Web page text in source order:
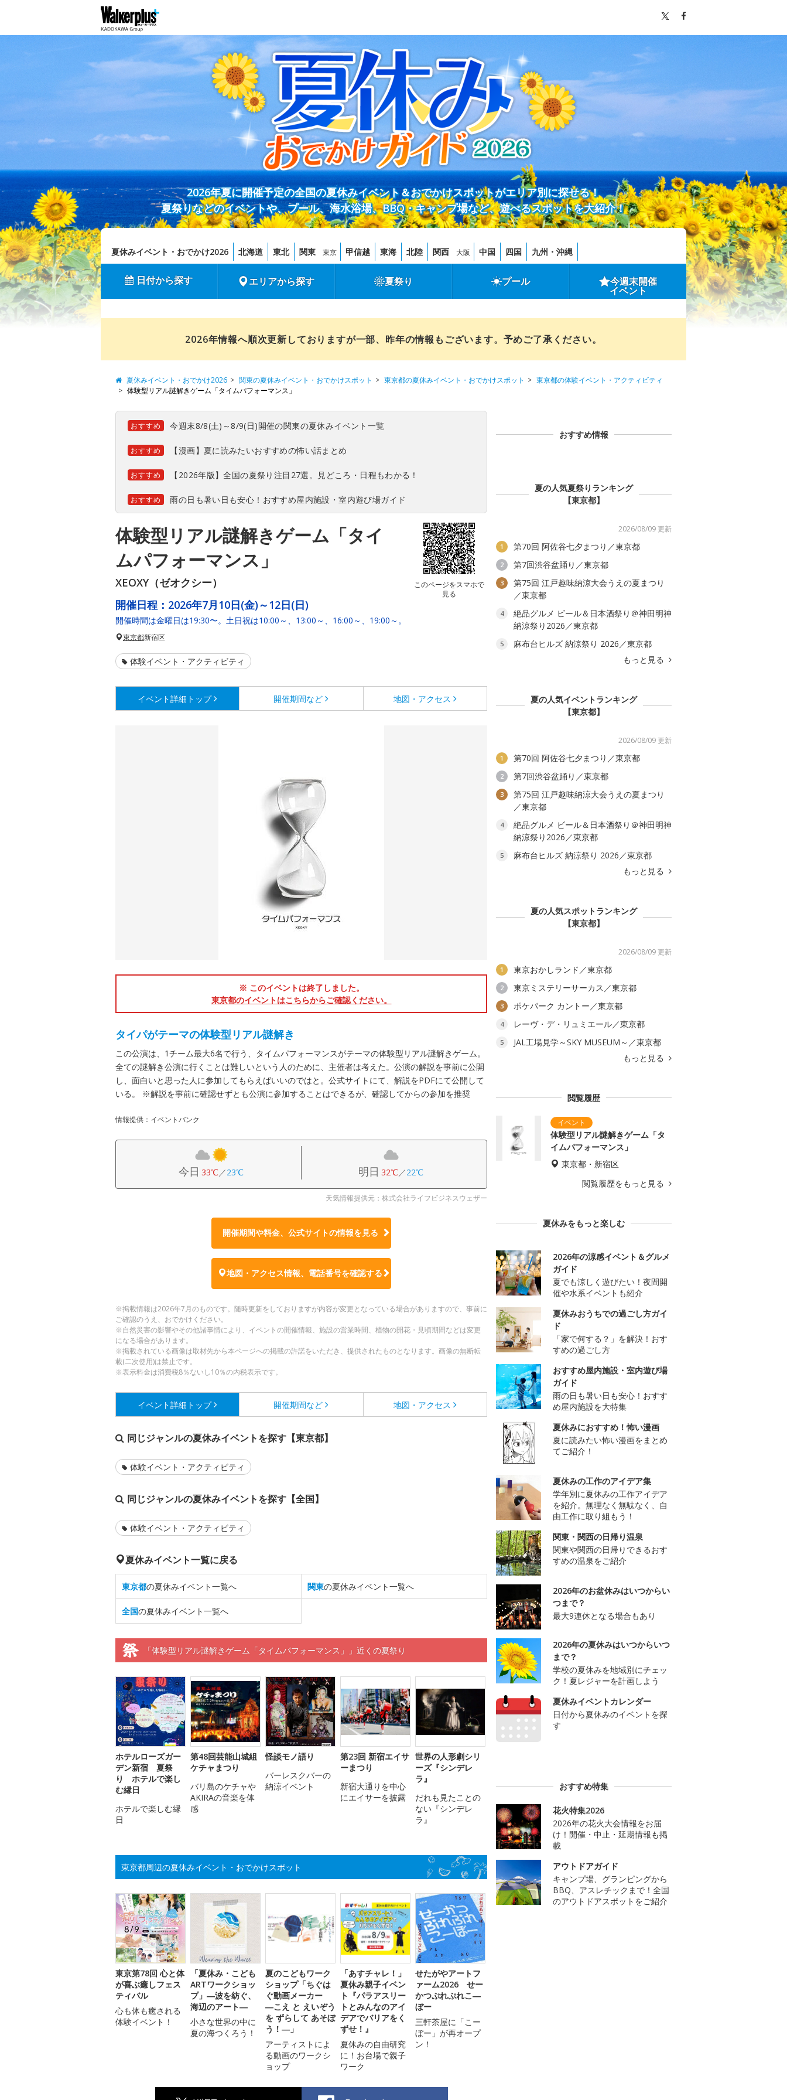
2026年夏に開催予定の全国の夏休みイベント＆おでかけスポットがエリア別に探せる！
夏祭りなどのイベントや、プール、海水浴場、BBQ・キャンプ場など、遊べるスポットを大紹介！
夏休みイベント・おでかけ2026 北海道 東北 関東 東京 甲信越 東海 北陸 関西 大阪 中国 四国 九州・沖縄
日付から探す エリアから探す 夏祭り プール 今週末開催
イベント
2026年情報へ順次更新しておりますが一部、昨年の情報もございます。予めご了承ください。
夏休みイベント・おでかけ2026 関東の夏休みイベント・おでかけスポット 東京都の夏休みイベント・おでかけスポット
東京都の体験イベント・アクティビティ
体験型リアル謎解きゲーム「タイムパフォーマンス」
おすすめ 今週末8/8(土)～8/9(日)開催の関東の夏休みイベント一覧
おすすめ 【漫画】夏に読みたいおすすめの怖い話まとめ
おすすめ 【2026年版】全国の夏祭り注目27選。見どころ・日程もわかる！
おすすめ 雨の日も暑い日も安心！おすすめ屋内施設・室内遊び場ガイド
体験型リアル謎解きゲーム「タイ
ムパフォーマンス」
XEOXY（ゼオクシー）
このページをスマホで
見る
開催日程： 2026年7月10日(金)～12日(日)
開催時間は金曜日は19:30〜。土日祝は10:00～、13:00～、16:00～、19:00～。
東京都新宿区
体験イベント・アクティビティ
イベント詳細 トップ 開催期間など 地図・アクセス
※ このイベントは終了しました。
東京都のイベントはこちらからご確認ください。
タイパがテーマの体験型リアル謎解き
この公演は、1チーム最大6名で行う、タイムパフォーマンスがテーマの体験型リアル謎解きゲーム。
全ての謎解き公演に行くことは難しいという人のために、主催者は考えた。公演の解説を事前に公開
し、面白いと思った人に参加してもらえばいいのではと。公式サイトにて、解説をPDFにて公開して
いる。 ※解説を事前に確認せずとも公演に参加することはできるが、確認してからの参加を推奨
情報提供：イベントバンク
今日 33℃／23℃ 明日 32℃／22℃
天気情報提供元：株式会社ライフビジネスウェザー
開催期間や料金、公式サイトの情報を見る
地図・アクセス情報、電話番号を確認する
※掲載情報は2026年7月のものです。随時更新をしておりますが内容が変更となっている場合がありますので、事前に
ご確認のうえ、おでかけください。
※自然災害の影響やその他諸事情により、イベントの開催情報、施設の営業時間、植物の開花・見頃期間などは変更
になる場合があります。
※掲載されている画像は取材先から本ページへの掲載の許諾をいただき、提供されたものとなります。画像の無断転
載(二次使用)は禁止です。
※表示料金は消費税8％ないし10％の内税表示です。
イベント詳細 トップ 開催期間など 地図・アクセス
同じジャンルの夏休みイベントを探す【東京都】
体験イベント・アクティビティ
同じジャンルの夏休みイベントを探す【全国】
体験イベント・アクティビティ
夏休みイベント一覧に戻る
東京都の夏休みイベント一覧へ 関東の夏休みイベント一覧へ
全国の夏休みイベント一覧へ
「体験型リアル謎解きゲーム「タイムパフォーマンス」」近くの夏祭り
ホテルローズガー
デン新宿 夏祭
り ホテルで楽し
む縁日
ホテルで楽しむ縁
日
第48回芸能山城組
ケチャまつり
バリ島のケチャや
AKIRAの音楽を体
感
怪談モノ語り
バーレスクバーの
納涼イベント
第23回 新宿エイサ
ーまつり
新宿大通りを中心
にエイサーを披露
世界の人形劇シリ
ーズ『シンデレ
ラ』
だれも見たことの
ない『シンデレ
ラ』
東京都周辺の夏休みイベント・おでかけスポット
東京第78回 心と体
が喜ぶ癒しフェス
ティバル
心も体も癒される
体験イベント！
「夏休み・こども
ARTワークショッ
プ」―波を紡ぐ、
海辺のアート―
小さな世界の中に
夏の海つくろう！
夏のこどもワーク
ショップ「ちぐは
ぐ動画メーカー
―こえ と えいぞう
を ずらして あそぼ
う！―」
アーティストによ
る動画のワークシ
ョップ
「あすチャレ！」
夏休み親子イベン
ト『パラアスリー
トとみんなのアイ
デアでバリアをく
ずせ！』
夏休みの自由研究
に！お台場で親子
ワーク
せたがやアートフ
ァーム2026 せー
かつぷれぷれこ―
ぼー
三軒茶屋に「こー
ぼー」が再オープ
ン！
おすすめ情報
夏の人気夏祭りランキング
【東京都】
2026/08/09 更新
1 第70回 阿佐谷七夕まつり／東京都
2 第7回渋谷盆踊り／東京都
3
第75回 江戸趣味納涼大会うえの夏まつり
／東京都
4
絶品グルメ ビール＆日本酒祭り＠神田明神
納涼祭り2026／東京都
5
麻布台ヒルズ 納涼祭り 2026／東京都
もっと見る
夏の人気イベントランキング
【東京都】
2026/08/09 更新
1 第70回 阿佐谷七夕まつり／東京都
2 第7回渋谷盆踊り／東京都
3
第75回 江戸趣味納涼大会うえの夏まつり
／東京都
4
絶品グルメ ビール＆日本酒祭り＠神田明神
納涼祭り2026／東京都
5
麻布台ヒルズ 納涼祭り 2026／東京都
もっと見る
夏の人気スポットランキング
【東京都】
2026/08/09 更新
1 東京おかしランド／東京都
2 東京ミステリーサーカス／東京都
3 ポケパーク カントー／東京都
4 レーヴ・デ・リュミエール／東京都
5
JAL工場見学～SKY MUSEUM～／東京都
もっと見る
閲覧履歴
体験型リアル謎解きゲーム「タ
イムパフォーマンス」
東京都・新宿区
閲覧履歴をもっと見る
夏休みをもっと楽しむ
2026年の涼感イベント＆グルメ
ガイド
夏でも涼しく遊びたい！夜間開
催や水系イベントも紹介
夏休みおうちでの過ごし方ガイ
ド
「家で何する？」を解決！おす
すめの過ごし方
おすすめ屋内施設・室内遊び場
ガイド
雨の日も暑い日も安心！おすす
め屋内施設を大特集
夏休みにおすすめ！怖い漫画
夏に読みたい怖い漫画をまとめ
てご紹介！
夏休みの工作のアイデア集
学年別に夏休みの工作アイデア
を紹介。無理なく無駄なく、自
由工作に取り組もう！
関東・関西の日帰り温泉
関東や関西の日帰りできるおす
すめの温泉をご紹介
2026年のお盆休みはいつからい
つまで？
最大9連休となる場合もあり
2026年の夏休みはいつからいつ
まで？
学校の夏休みを地域別にチェッ
ク！夏レジャーを計画しよう
夏休みイベントカレンダー
日付から夏休みのイベントを探
す
おすすめ特集
花火特集2026
2026年の花火大会情報をお届
け！開催・中止・延期情報も掲
載
アウトドアガイド
キャンプ場、グランピングから
BBQ、アスレチックまで！全国
のアウトドアスポットをご紹介